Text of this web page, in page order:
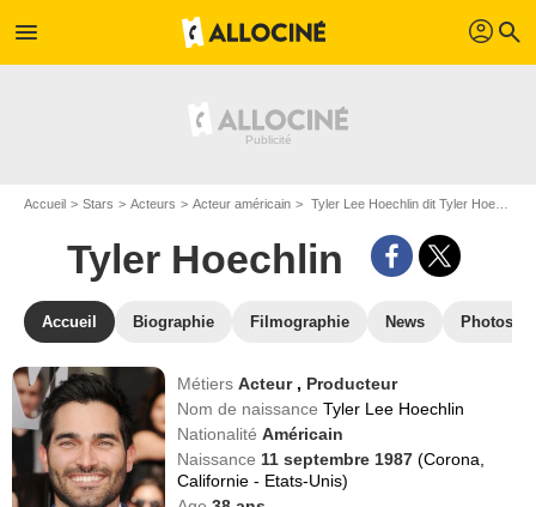
menu profil search
Accueil Stars Acteurs Acteur américain Tyler Lee Hoechlin dit Tyler Hoechlin
Tyler Hoechlin
Accueil Biographie Filmographie News Photos
MétiersActeur , Producteur
Nom de naissanceTyler Lee Hoechlin
NationalitéAméricain
Naissance 11 septembre 1987(Corona,
Californie - Etats-Unis)